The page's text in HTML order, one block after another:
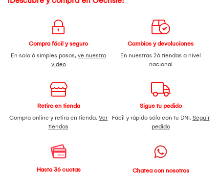
Compra fácil y seguro
En solo 6 simples pasos, ve nuestro
video
Cambios y devoluciones
En nuestras 26 tiendas a nivel
nacional
Retiro en tienda
Compra online y retira en tienda. Ver
tiendas
Sigue tu pedido
Fácil y rápido sólo con tu DNI. Seguir
pedido
Hasta 36 cuotas
Chatea con nosotros